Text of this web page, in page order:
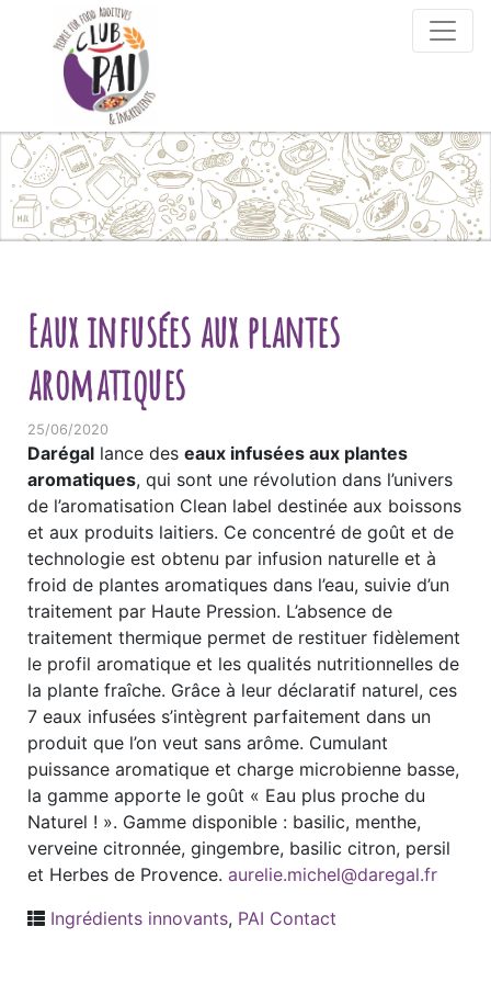
Skip to content
Eaux infusées aux plantes
aromatiques
25/06/2020
Darégal lance des eaux infusées aux plantes
aromatiques, qui sont une révolution dans l’univers
de l’aromatisation Clean label destinée aux boissons
et aux produits laitiers. Ce concentré de goût et de
technologie est obtenu par infusion naturelle et à
froid de plantes aromatiques dans l’eau, suivie d’un
traitement par Haute Pression. L’absence de
traitement thermique permet de restituer fidèlement
le profil aromatique et les qualités nutritionnelles de
la plante fraîche. Grâce à leur déclaratif naturel, ces
7 eaux infusées s’intègrent parfaitement dans un
produit que l’on veut sans arôme. Cumulant
puissance aromatique et charge microbienne basse,
la gamme apporte le goût « Eau plus proche du
Naturel ! ». Gamme disponible : basilic, menthe,
verveine citronnée, gingembre, basilic citron, persil
et Herbes de Provence. aurelie.michel@daregal.fr
Ingrédients innovants, PAI Contact